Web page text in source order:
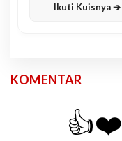
Ikuti Kuisnya ➔
KOMENTAR
👍❤️